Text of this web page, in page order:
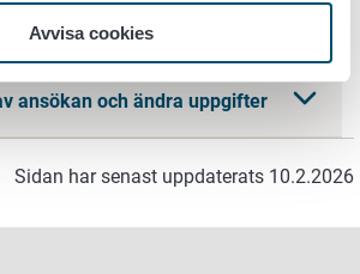
Avvisa cookies
uppgifter
ansökan och ändra uppgifter
Sidan har senast uppdaterats 10.2.2026